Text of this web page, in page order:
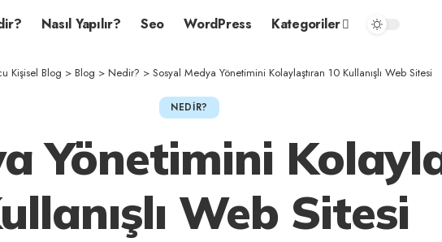
Nasıl Yapılır? Seo WordPress Kategoriler
Kişisel Blog > Blog > Nedir? > Sosyal Medya Yönetimini Kolaylaştıran 10 Kullanışlı Web Sitesi
NEDIR?
Yönetimini
Web Sitesi